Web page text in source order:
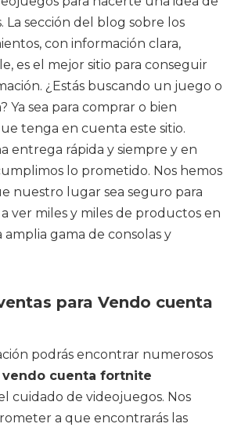
La sección del blog sobre los
con información clara,
es el mejor sitio para conseguir
¿Estás buscando un juego o
Ya sea para comprar o bien
tenga en cuenta este sitio.
entrega rápida y siempre y en
lo prometido. Nos hemos
nuestro lugar sea seguro para
a ver miles y miles de productos en
gama de consolas y
para Vendo cuenta
podrás encontrar numerosos
vendo cuenta fortnite
cuidado de videojuegos. Nos
a que encontrarás las